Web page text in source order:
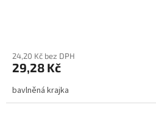
24,20 Kč bez DPH
29,28 Kč
bavlněná krajka